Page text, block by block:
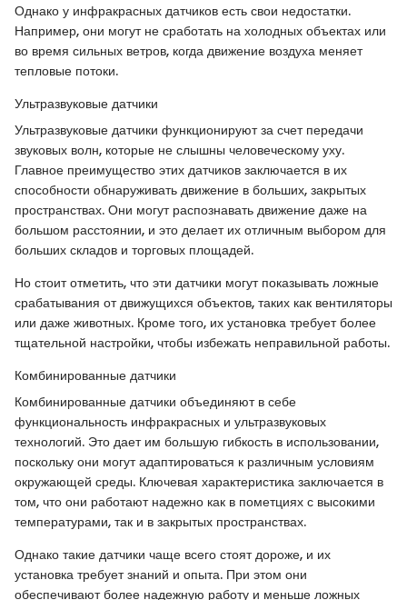
Однако у инфракрасных датчиков есть свои недостатки.
Например, они могут не сработать на холодных объектах или
во время сильных ветров, когда движение воздуха меняет
тепловые потоки.
Ультразвуковые датчики
Ультразвуковые датчики функционируют за счет передачи
звуковых волн, которые не слышны человеческому уху.
Главное преимущество этих датчиков заключается в их
способности обнаруживать движение в больших, закрытых
пространствах. Они могут распознавать движение даже на
большом расстоянии, и это делает их отличным выбором для
больших складов и торговых площадей.
Но стоит отметить, что эти датчики могут показывать ложные
срабатывания от движущихся объектов, таких как вентиляторы
или даже животных. Кроме того, их установка требует более
тщательной настройки, чтобы избежать неправильной работы.
Комбинированные датчики
Комбинированные датчики объединяют в себе
функциональность инфракрасных и ультразвуковых
технологий. Это дает им большую гибкость в использовании,
поскольку они могут адаптироваться к различным условиям
окружающей среды. Ключевая характеристика заключается в
том, что они работают надежно как в пометциях с высокими
температурами, так и в закрытых пространствах.
Однако такие датчики чаще всего стоят дороже, и их
установка требует знаний и опыта. При этом они
обеспечивают более надежную работу и меньше ложных